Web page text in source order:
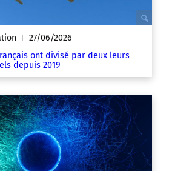
| 27/06/2026
ont divisé par deux leurs
depuis 2019